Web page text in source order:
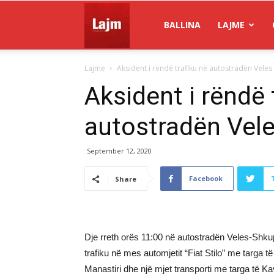
Lajm
BALLINA LAJME
Lajme Aksident i rëndë trafiku në autostradën Veles
Aksident i rëndë
autostradën
September 12, 2020
Share Facebook
Dje rreth orës 11:00 në autostradën Veles-
trafiku në mes automjetit “Fiat Stilo” me targa
Manastiri dhe një mjet transporti me targa të